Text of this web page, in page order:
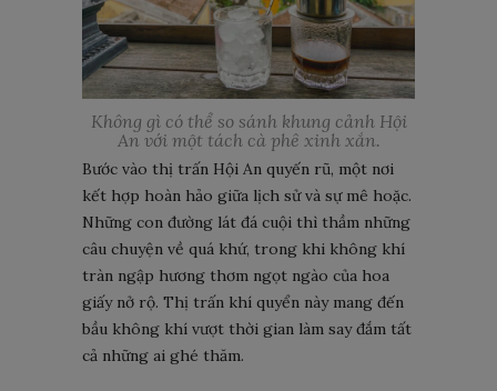
Không gì có thể so sánh khung cảnh Hội
An với một tách cà phê xinh xắn.
Bước vào thị trấn Hội An quyến rũ, một nơi
kết hợp hoàn hảo giữa lịch sử và sự mê hoặc.
Những con đường lát đá cuội thì thầm những
câu chuyện về quá khứ, trong khi không khí
tràn ngập hương thơm ngọt ngào của hoa
giấy nở rộ. Thị trấn khí quyển này mang đến
bầu không khí vượt thời gian làm say đắm tất
cả những ai ghé thăm.